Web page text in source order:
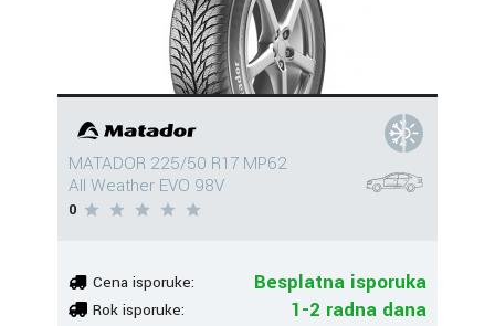
MATADOR 225/50 R17 MP62
All Weather EVO 98V
0
Cena isporuke: Besplatna isporuka
Rok isporuke: 1-2 radna dana